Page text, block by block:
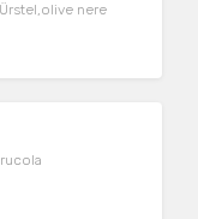
nere